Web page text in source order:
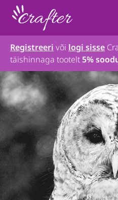
Registreeri või logi sisse
täishinnaga tootelt5%